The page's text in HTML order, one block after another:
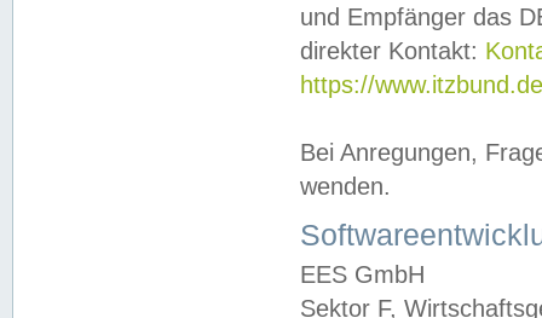
und Empfänger das
direkter Kontakt:
https://
Bei Anregungen,
wenden.
EES GmbH
Sektor F,